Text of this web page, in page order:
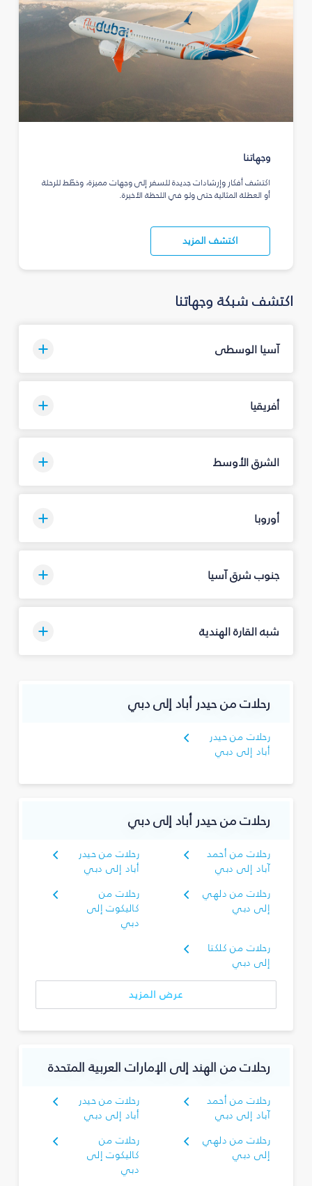
وجهاتنا
اكتشف أفكار وإرشادات جديدة للسفر إلى وجهات مميزة، وخطّط للرحلة
أو العطلة المثالية حتى ولو في اللحظة الأخيرة.
اكتشف المزيد
اكتشف شبكة وجهاتنا
آسيا الوسطى
أفريقيا
الشرق الأوسط
أوروبا
جنوب شرق آسيا
شبه القارة الهندية
رحلات من حيدر أباد إلى دبي
رحلات من حيدر
أباد إلى دبي
رحلات من حيدر أباد إلى دبي
رحلات من أحمد
آباد إلى دبي
رحلات من حيدر
أباد إلى دبي
رحلات من دلهي
إلى دبي
رحلات من
كاليكوت إلى
دبي
رحلات من كلكتا
إلى دبي
عرض المزيد
رحلات من الهند إلى الإمارات العربية المتحدة
رحلات من أحمد
آباد إلى دبي
رحلات من حيدر
أباد إلى دبي
رحلات من دلهي
إلى دبي
رحلات من
كاليكوت إلى
دبي